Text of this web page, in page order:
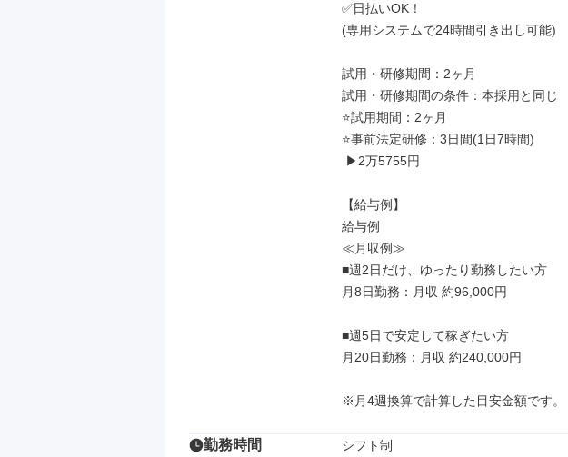
✅日払いOK！
(専用システムで24時間引き出し可能)
試用・研修期間：2ヶ月
試用・研修期間の条件：本採用と同じ
⭐試用期間：2ヶ月
⭐事前法定研修：3日間(1日7時間)
【給与例】
給与例
≪月収例≫
■週2日だけ、ゆったり勤務したい方
月8日勤務：月収 約96,000円
■週5日で安定して稼ぎたい方
月20日勤務：月収 約240,000円
※月4週換算で計算した目安金額です。
勤務時間 シフト制